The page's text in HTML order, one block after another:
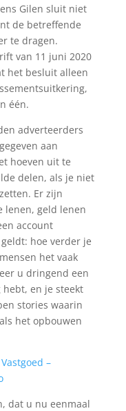
Gilen sluit niet
de betreffende
te dragen.
van 11 juni 2020
het besluit alleen
één.
adverteerders
aan
hoeven uit te
delen, als je niet
Er zijn
lenen, geld lenen
account
hoe verder je
het vaak
u dringend een
en je steekt
stories waarin
het opbouwen
–
dat u nu eenmaal